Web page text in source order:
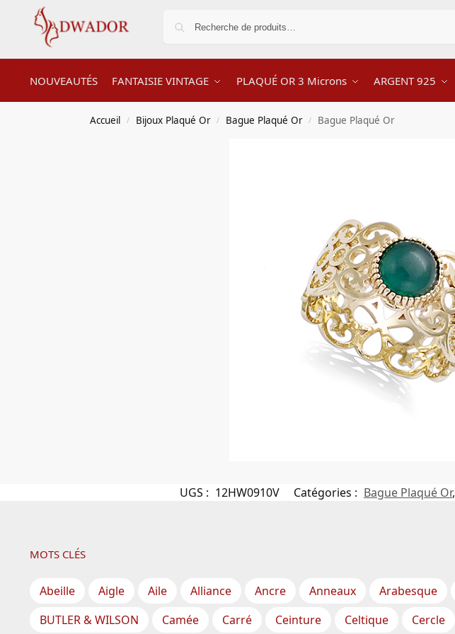
NOUVEAUTÉS FANTAISIE VINTAGE PLAQUÉ OR 3 Microns ARGENT 925
Accueil / Bijoux Plaqué Or / Bague Plaqué Or / Bague Plaqué Or
UGS : 12HW0910V Catégories : Bague Plaqué Or,
MOTS CLÉS
Abeille Aigle Aile Alliance Ancre Anneaux Arabesque
BUTLER & WILSON
Camée Carré Ceinture Celtique Cercle